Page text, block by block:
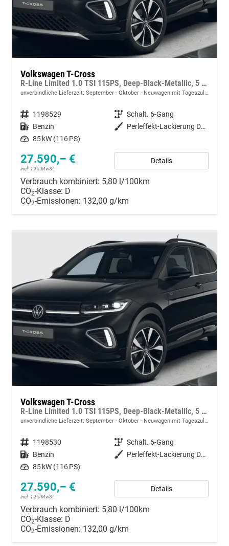
Volkswagen T-Cross
R-Line Limited 1.0 TSI 115PS, Deep-Black-Metallic, 5 JAHRE GARANTIE, ANHÄNGERKUPPLUNG, CLIMATRONIC, SITZHEIZUNG, 18" Alu, MATRIX-LED, Adaptiver Tempomat ACC, Parksensoren, Rückfahrkamera, Keyless, Abgedunkelte Scheiben, Radio "Ready2Discover" + App-Connect
unverbindliche Lieferzeit: September - Oktober Neuwagen mit Tageszulassung
Fahrzeugnummer 1198529 Getriebe Schalt. 6-Gang
Kraftstoff Benzin Außenfarbe
Perleffekt-Lackierung Deep-Black
Leistung 85 kW (116 PS)
27.590,– €
incl. 19% MwSt.
Details
Verbrauch kombiniert: 5,80 l/100km
CO2-Klasse: D
CO2-Emissionen: 132,00 g/km
Volkswagen T-Cross
R-Line Limited 1.0 TSI 115PS, Deep-Black-Metallic, 5 JAHRE GARANTIE, ANHÄNGERKUPPLUNG, CLIMATRONIC, SITZHEIZUNG, 18" Alu, MATRIX-LED, Adaptiver Tempomat ACC, Parksensoren, Rückfahrkamera, Keyless, Abgedunkelte Scheiben, Radio "Ready2Discover" + App-Connect
unverbindliche Lieferzeit: September - Oktober Neuwagen mit Tageszulassung
Fahrzeugnummer 1198530 Getriebe Schalt. 6-Gang
Kraftstoff Benzin Außenfarbe
Perleffekt-Lackierung Deep-Black
Leistung 85 kW (116 PS)
27.590,– €
incl. 19% MwSt.
Details
Verbrauch kombiniert: 5,80 l/100km
CO2-Klasse: D
CO2-Emissionen: 132,00 g/km